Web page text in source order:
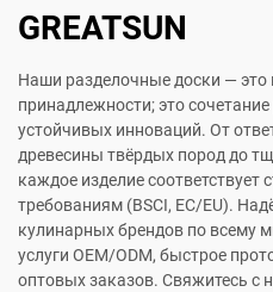
GREATSUN
Наши разделочные доски — это
принадлежности; это
устойчивых инноваций. От
древесины твёрдых пород до
каждое изделие
требованиям (BSCI, EC/EU).
кулинарных брендов по всему
услуги OEM/ODM, быстрое
оптовых заказов. Свяжитесь с